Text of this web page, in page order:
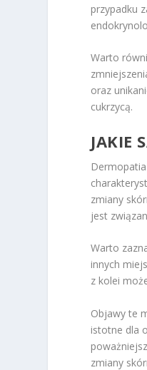
przypadku
Warto
oraz
cukrzycą.
JAKIE
zmiany
jest
Warto
innych
z kolei
Objawy te
istotne dla
zmiany